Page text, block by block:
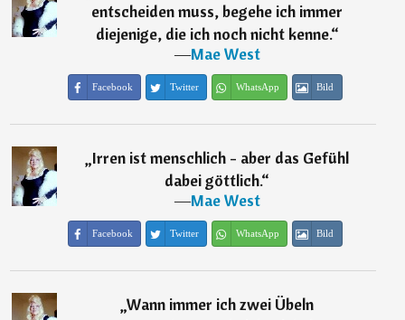
entscheiden muss, begehe ich immer
diejenige, die ich noch nicht kenne.“
―Mae West
Facebook Twitter WhatsApp Bild
„Irren ist menschlich - aber das Gefühl
dabei göttlich.“
―Mae West
Facebook Twitter WhatsApp Bild
„Wann immer ich zwei Übeln